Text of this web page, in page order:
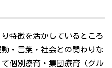
特徴を活かしているところ
・言葉・社会との関わりな
個別療育・集団療育（グル